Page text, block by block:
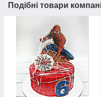
Подібні товари